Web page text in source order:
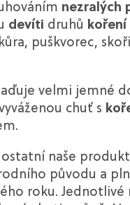
nezralých
devíti druhů koření
puškvorec,
velmi jemné
chuť s
naše
původu a
roku. Jednotlivé